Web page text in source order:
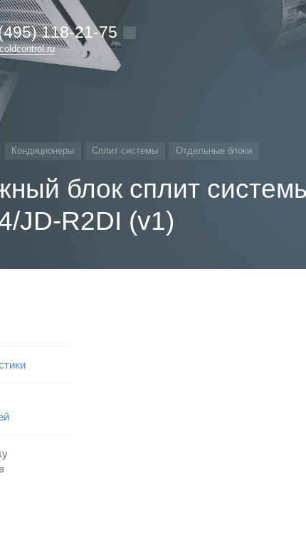
118-21-75
Кондиционеры Сплит системы Отдельные блоки
блок сплит
JD-R2DI (v1)